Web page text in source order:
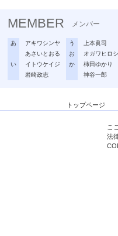
MEMBER メンバー
あ
アキワシンヤ
あさいとおる
い
イトウケイジ
岩崎政志
う
上本眞司
お
オガワヒロシ
か
柿田ゆかり
神谷一郎
トップページ
こ
法